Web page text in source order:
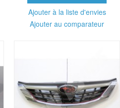
Ajouter à la liste d'envies
Ajouter au comparateur